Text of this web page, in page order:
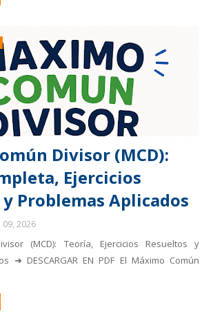
Divisor (MCD):
Ejercicios
Problemas Aplicados
09, 2026
(MCD): Teoría, Ejercicios Resueltos y
➜ DESCARGAR EN PDF El Máximo Común